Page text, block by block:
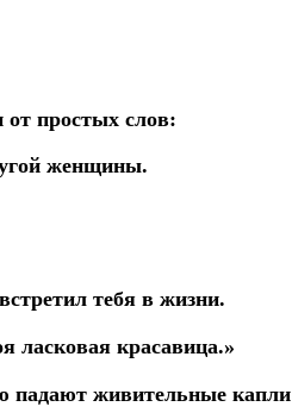
простых слов:
женщины.
тебя в жизни.
красавица.»
падают живительные капли